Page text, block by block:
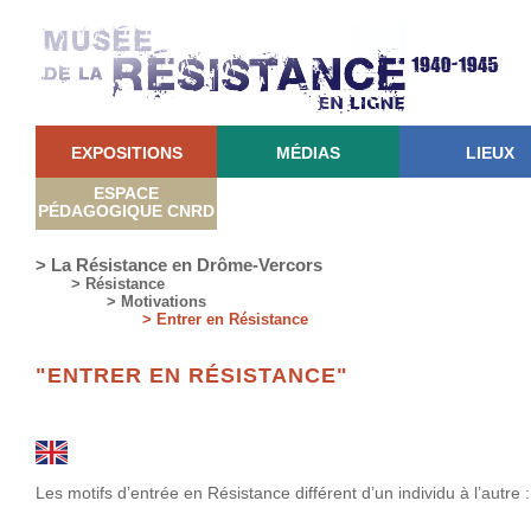
EXPOSITIONS MÉDIAS LIEUX
ESPACE
PÉDAGOGIQUE CNRD
> La Résistance en Drôme-Vercors
> Résistance
> Motivations
> Entrer en Résistance
"ENTRER EN RÉSISTANCE"
Les motifs d’entrée en Résistance différent d’un individu à l’autre :